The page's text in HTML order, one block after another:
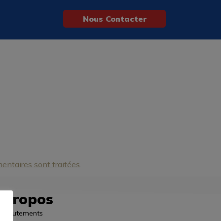
Nous Contacter
sont traitées
propos
Recrutements